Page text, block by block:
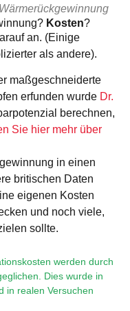
Kosten?
an. (Einige
als andere).
maßgeschneiderte
erfunden wurde Dr.
berechnen,
Sie hier mehr über
in einen
britischen Daten
eigenen Kosten
und noch viele,
sollte.
werden durch
Dies wurde in
in realen Versuchen